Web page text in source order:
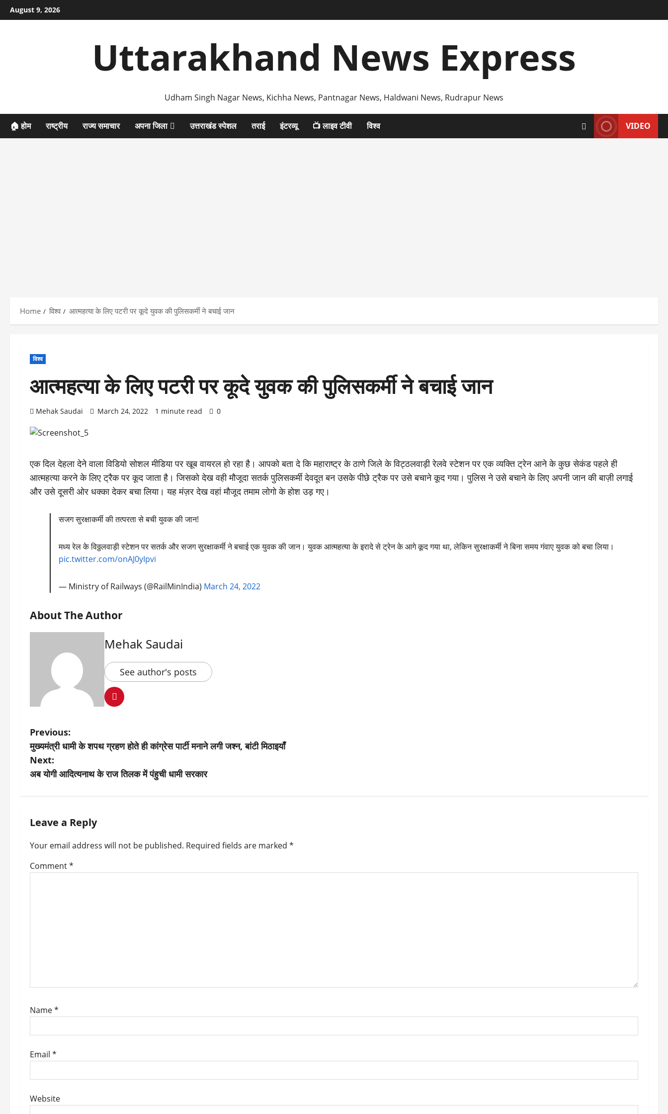
Skip
to
August 9, 2026
Uttarakhand News Express
Udham Singh Nagar News, Kichha News, Pantnagar News, Haldwani News, Rudrapur News
🏠 होम राष्ट्रीय राज्य समाचार अपना जिला उत्तराखंड स्पेशल तराई इंटरव्यू 📺 लाइव टीवी विश्व VIDEO
Home विश्व आत्महत्या के लिए पटरी पर कूदे युवक की पुलिसकर्मी ने बचाई जान
विश्व
आत्महत्या के लिए पटरी पर कूदे युवक की पुलिसकर्मी ने बचाई जान
Mehak Saudai March 24, 2022 1 minute read 0
एक दिल देहला देने वाला विडियो सोशल मीडिया पर खूब वायरल हो रहा है। आपको बता दे कि महाराष्ट्र के ठाणे जिले के विट्ठलवाड़ी रेलवे स्टेशन पर एक व्यक्ति ट्रेन आने के कुछ सेकंड पहले ही
आत्महत्या करने के लिए ट्रैक पर कूद जाता है। जिसको देख वही मौजूदा सतर्क पुलिसकर्मी देवदूत बन उसके पीछे ट्रैक पर उसे बचाने कूद गया। पुलिस ने उसे बचाने के लिए अपनी जान की बाज़ी लगाई
और उसे दूसरी ओर धक्का देकर बचा लिया। यह मंज़र देख वहां मौजूद तमाम लोगो के होश उड़ गए।
सजग सुरक्षाकर्मी की तत्परता से बची युवक की जान!
मध्य रेल के विठ्ठलवाड़ी स्टेशन पर सतर्क और सजग सुरक्षाकर्मी ने बचाई एक युवक की जान। युवक आत्महत्या के इरादे से ट्रेन के आगे कूद गया था, लेकिन सुरक्षाकर्मी ने बिना समय गंवाए युवक को बचा लिया।
pic.twitter.com/onAJ0yIpvi
— Ministry of Railways (@RailMinIndia) March 24, 2022
About The Author
Mehak Saudai
See author's posts
P
o
s
a
v
i
Previous:
मुख्यमंत्री धामी के शपथ ग्रहण होते ही कांग्रेस पार्टी मनाने लगी जश्न, बांटी मिठाइयाँ
Next:
अब योगी आदित्यनाथ के राज तिलक में पंहुची धामी सरकार
Leave a Reply
Your email address will not be published. Required fields are marked *
Comment*
Name*
Email *
Website